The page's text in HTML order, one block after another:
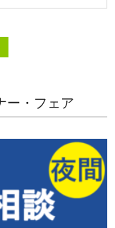
ー・フェア